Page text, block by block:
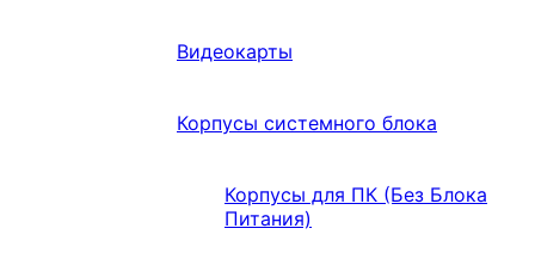
Видеокарты
Корпусы системного блока
Корпусы для ПК (Без Блока
Питания)